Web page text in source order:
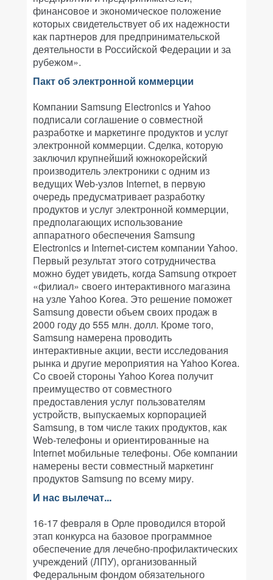
финансовое и экономическое положение
которых свидетельствует об их надежности
как партнеров для предпринимательской
деятельности в Российской Федерации и за
рубежом».
Пакт об электронной коммерции
Компании Samsung Electronics и Yahoo
подписали соглашение о совместной
разработке и маркетинге продуктов и услуг
электронной коммерции. Сделка, которую
заключил крупнейший южнокорейский
производитель электроники с одним из
ведущих Web-узлов Internet, в первую
очередь предусматривает разработку
продуктов и услуг электронной коммерции,
предполагающих использование
аппаратного обеспечения Samsung
Electronics и Internet-систем компании Yahoo.
Первый результат этого сотрудничества
можно будет увидеть, когда Samsung откроет
«филиал» своего интерактивного магазина
на узле Yahoo Korea. Это решение поможет
Samsung довести объем своих продаж в
2000 году до 555 млн. долл. Кроме того,
Samsung намерена проводить
интерактивные акции, вести исследования
рынка и другие мероприятия на Yahoo Korea.
Со своей стороны Yahoo Korea получит
преимущество от совместного
предоставления услуг пользователям
устройств, выпускаемых корпорацией
Samsung, в том числе таких продуктов, как
Web-телефоны и ориентированные на
Internet мобильные телефоны. Обе компании
намерены вести совместный маркетинг
продуктов Samsung по всему миру.
И нас вылечат...
16-17 февраля в Орле проводился второй
этап конкурса на базовое программное
обеспечение для лечебно-профилактических
учреждений (ЛПУ), организованный
Федеральным фондом обязательного